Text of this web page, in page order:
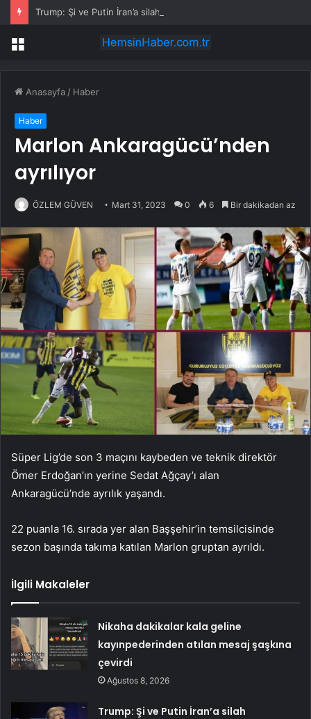
Trump: Şi ve Putin İran’a silah satmayacaklarını söyledi
Menü
Anasayfa / Haber
Haber
Marlon Ankaragücü’nden
ayrılıyor
ÖZLEM GÜVEN Mart 31, 2023 0 6 Bir dakikadan az
Süper Lig’de son 3 maçını kaybeden ve teknik direktör
Ömer Erdoğan’ın yerine Sedat Ağçay’ı alan
Ankaragücü’nde ayrılık yaşandı.
22 puanla 16. sırada yer alan Başşehir’in temsilcisinde
sezon başında takıma katılan Marlon gruptan ayrıldı.
İlgili Makaleler
Nikaha dakikalar kala geline
kayınpederinden atılan mesaj şaşkına
çevirdi
Ağustos 8, 2026
Trump: Şi ve Putin İran’a silah